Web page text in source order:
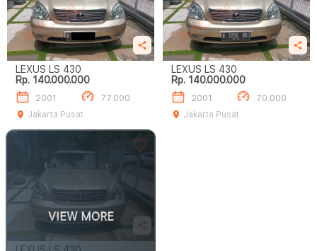
LEXUS LS 430
Rp. 140.000.000
2001
77.000
Jakarta Pusat
LEXUS LS 430
Rp. 140.000.000
2001
70.000
Jakarta Pusat
VIEW MORE